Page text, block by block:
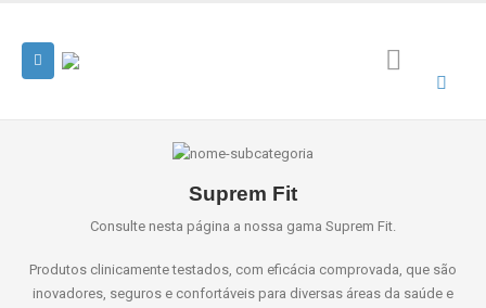
Suprem Fit
Consulte nesta página a nossa gama Suprem Fit.
Produtos clinicamente testados, com eficácia comprovada, que são
inovadores, seguros e confortáveis para diversas áreas da saúde e